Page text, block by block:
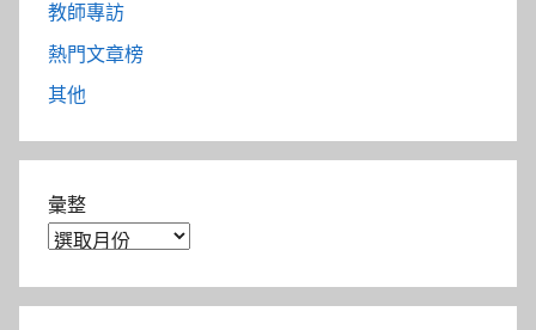
教師專訪
熱門文章榜
其他
彙整